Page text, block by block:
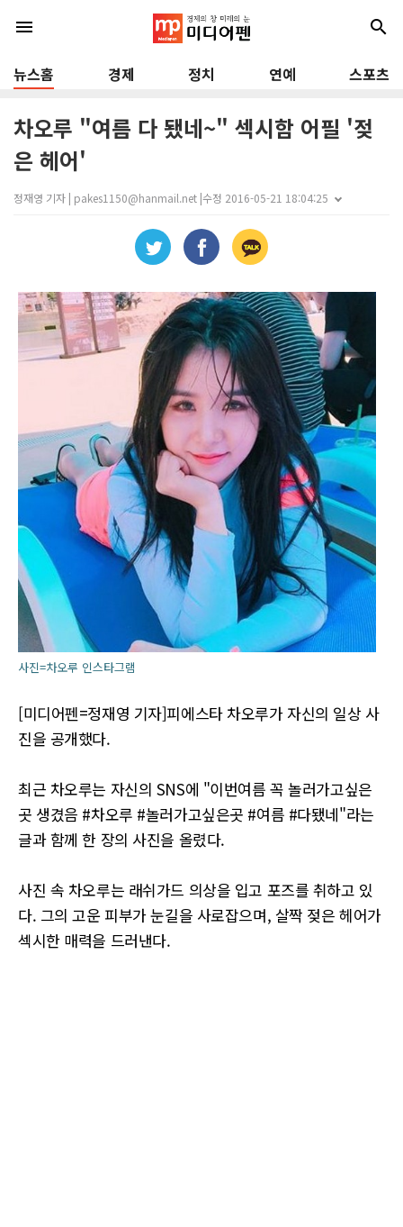
menu search
뉴스홈 경제 정치 연예 스포츠
차오루 "여름 다 됐네~" 섹시함 어필 '젖
은 헤어'
정재영 기자 | pakes1150@hanmail.net |수정 2016-05-21 18:04:25
사진=차오루 인스타그램
[미디어펜=정재영 기자]피에스타 차오루가 자신의 일상 사
진을 공개했다.
최근 차오루는 자신의 SNS에 "이번여름 꼭 놀러가고싶은
곳 생겼음 #차오루 #놀러가고싶은곳 #여름 #다됐네"라는
글과 함께 한 장의 사진을 올렸다.
사진 속 차오루는 래쉬가드 의상을 입고 포즈를 취하고 있
다. 그의 고운 피부가 눈길을 사로잡으며, 살짝 젖은 헤어가
섹시한 매력을 드러낸다.